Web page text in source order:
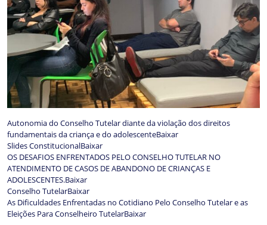
Autonomia do Conselho Tutelar diante da violação dos direitos
fundamentais da criança e do adolescenteBaixar
Slides ConstitucionalBaixar
OS DESAFIOS ENFRENTADOS PELO CONSELHO TUTELAR NO
ATENDIMENTO DE CASOS DE ABANDONO DE CRIANÇAS E
ADOLESCENTES.Baixar
Conselho TutelarBaixar
As Dificuldades Enfrentadas no Cotidiano Pelo Conselho Tutelar e as
Eleições Para Conselheiro TutelarBaixar